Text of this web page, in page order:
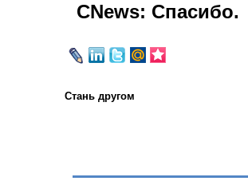
CNews: Спасибо.
Стань другом